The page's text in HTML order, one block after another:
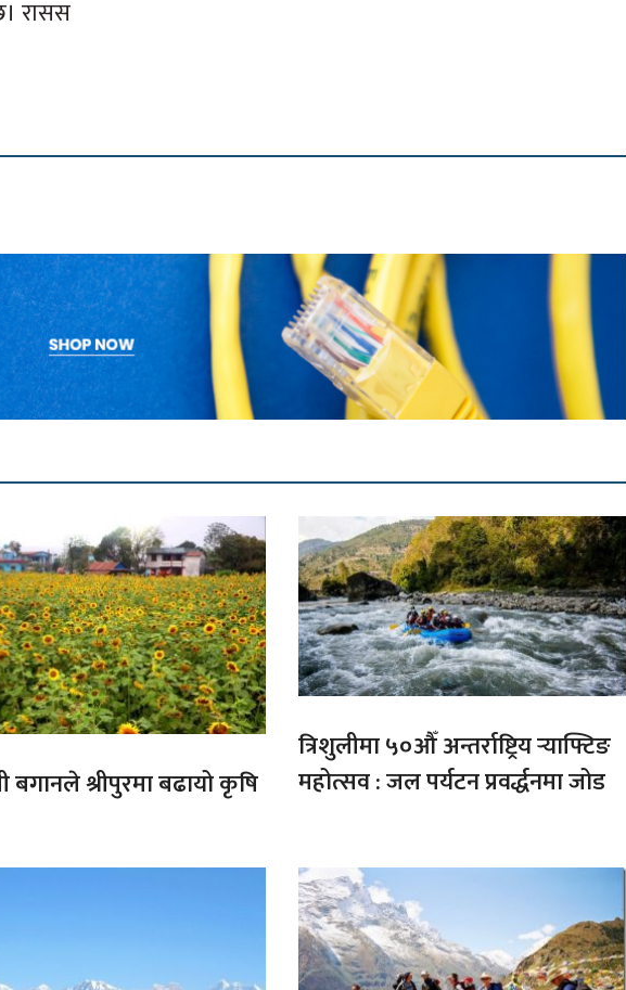
रासस
बगानले श्रीपुरमा बढायो कृषि
त्रिशुलीमा ५०औँ अन्तर्राष्ट्रिय र्‍याफ्टिङ
महोत्सव : जल पर्यटन प्रवर्द्धनमा जोड